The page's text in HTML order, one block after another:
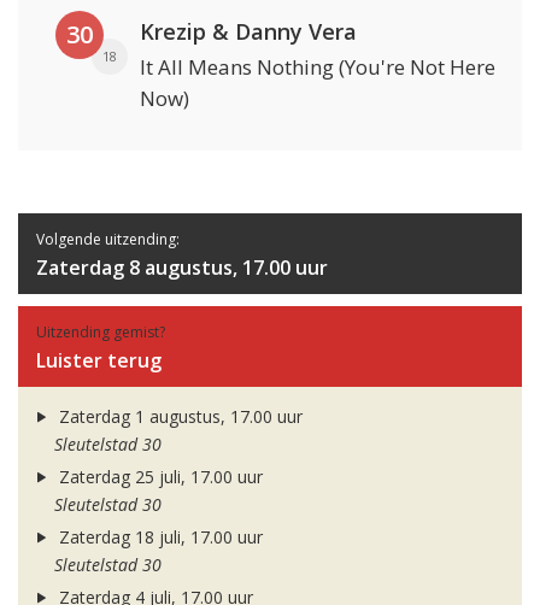
30
18
Krezip & Danny Vera
It All Means Nothing (You're Not Here
Now)
Volgende uitzending:
Zaterdag 8 augustus, 17.00 uur
Uitzending gemist?
Luister terug
Zaterdag 1 augustus, 17.00 uur
Sleutelstad 30
Zaterdag 25 juli, 17.00 uur
Sleutelstad 30
Zaterdag 18 juli, 17.00 uur
Sleutelstad 30
Zaterdag 4 juli, 17.00 uur